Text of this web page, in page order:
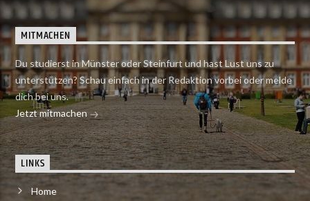
MITMACHEN
Du studierst in Münster oder Steinfurt und hast Lust uns zu
unterstützen? Schau einfach in der Redaktion vorbei oder melde
dich bei uns.
Jetzt mitmachen
LINKS
Home